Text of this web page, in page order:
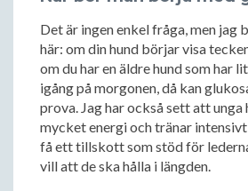
Det är ingen enkel fråga, men jag
här: om din hund börjar visa
om du har en äldre hund som har
igång på morgonen, då kan
prova. Jag har också sett att unga
mycket energi och tränar
få ett tillskott som stöd för
vill att de ska hålla i längden.